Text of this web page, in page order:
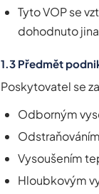
Tyto VOP se
dohodnuto
1.3 Předmět
Poskytovatel se
Odborným
Vysoušením
Hloubkovým